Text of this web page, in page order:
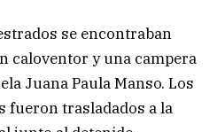
se encontraban
caloventor y una campera
Juana Paula Manso. Los
fueron trasladados a la